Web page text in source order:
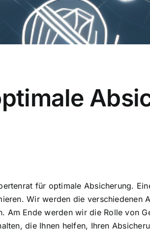
für optimale Absicherung.
. Wir werden die verschiedenen
Am Ende werden wir die Rolle von
die Ihnen helfen, Ihren